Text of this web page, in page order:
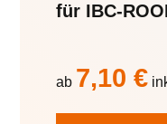
für IBC-
ab 7,10€